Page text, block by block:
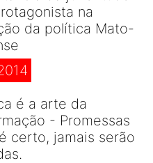
na
da política Mato-
é a arte da
- Promessas
certo, jamais serão